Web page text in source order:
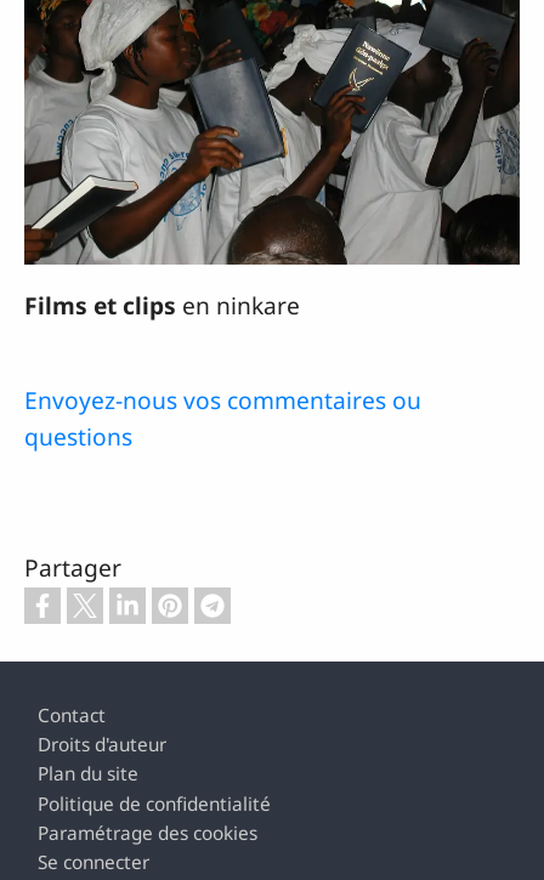
Films et clips en ninkare
Envoyez-nous vos commentaires ou
questions
Partager
Pied de page
Contact
Droits d'auteur
Plan du site
Politique de confidentialité
Paramétrage des cookies
Se connecter